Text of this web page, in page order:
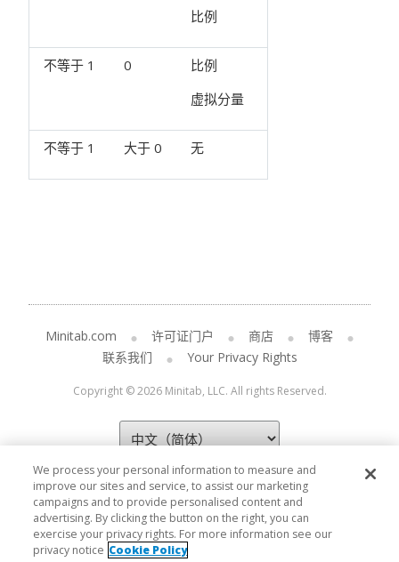
比例
不等于 1 0
比例
虚拟分量
不等于 1 大于 0 无
Minitab.com 许可证门户 商店
博客
联系我们
Your Privacy Rights
Copyright © 2026 Minitab, LLC. All rights Reserved.
We process your personal information to measure and
improve our sites and service, to assist our marketing
campaigns and to provide personalised content and
advertising. By clicking the button on the right, you can
exercise your privacy rights. For more information see our
privacy notice Cookie Policy